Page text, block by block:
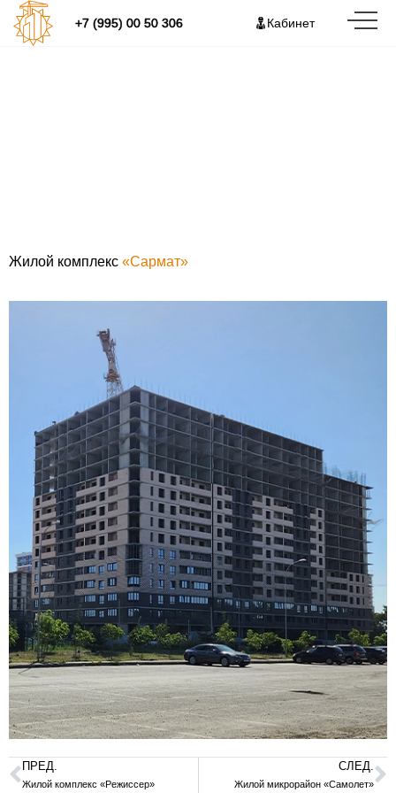
+7 (995) 00 50 306 Кабинет
Жилой комплекс «Сармат»
ПРЕД.
Жилой комплекс «Режиссер»
СЛЕД.
Жилой микрорайон «Самолет»